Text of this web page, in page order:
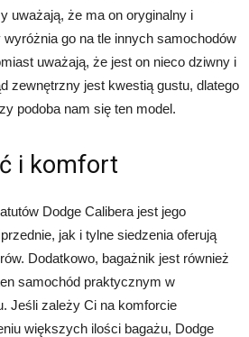
uważają, że ma on oryginalny i
go na tle innych samochodów
uważają, że jest on nieco dziwny i
zewnętrzny jest kwestią gustu, dlatego
podoba nam się ten model.
i komfort
Dodge Calibera jest jego
jak i tylne siedzenia oferują
Dodatkowo, bagażnik jest również
samochód praktycznym w
Jeśli zależy Ci na komforcie
większych ilości bagażu, Dodge